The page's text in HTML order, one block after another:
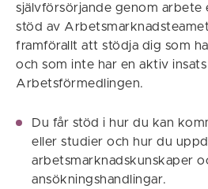
självförsörjande genom arbete
stöd av
framförallt att stödja dig som
och som inte har en aktiv
Arbetsförmedlingen.
Du får stöd i hur du kan
eller studier och hur du
arbetsmarknadskunskaper
ansökningshandlingar.